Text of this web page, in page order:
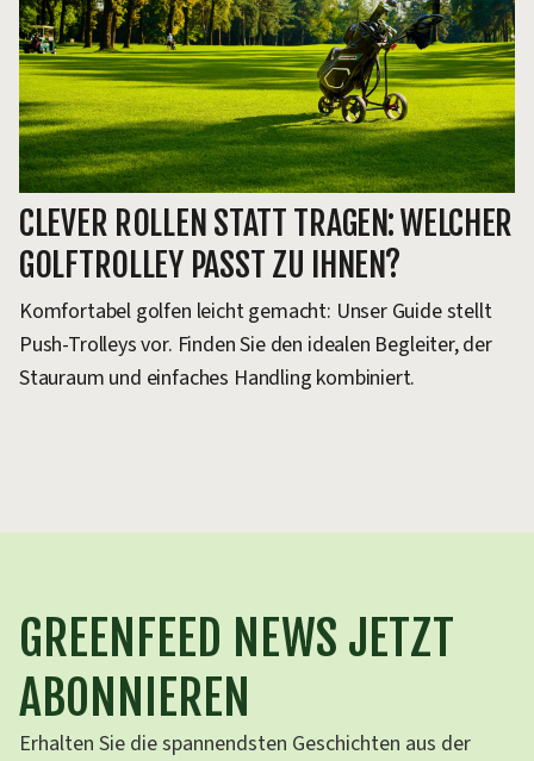
CLEVER ROLLEN STATT TRAGEN: WELCHER
GOLFTROLLEY PASST ZU IHNEN?
Komfortabel golfen leicht gemacht: Unser Guide stellt
Push-Trolleys vor. Finden Sie den idealen Begleiter, der
Stauraum und einfaches Handling kombiniert.
GREENFEED NEWS JETZT
ABONNIEREN
Erhalten Sie die spannendsten Geschichten aus der